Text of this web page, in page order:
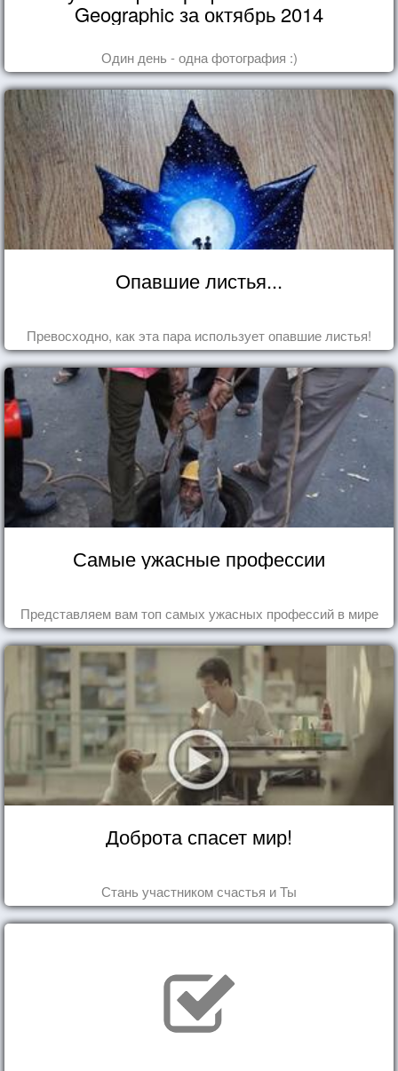
Geographic за октябрь 2014
Один день - одна фотография :)
Опавшие листья...
Превосходно, как эта пара использует опавшие листья!
Самые ужасные профессии
Представляем вам топ самых ужасных профессий в мире
Доброта спасет мир!
Стань участником счастья и Ты